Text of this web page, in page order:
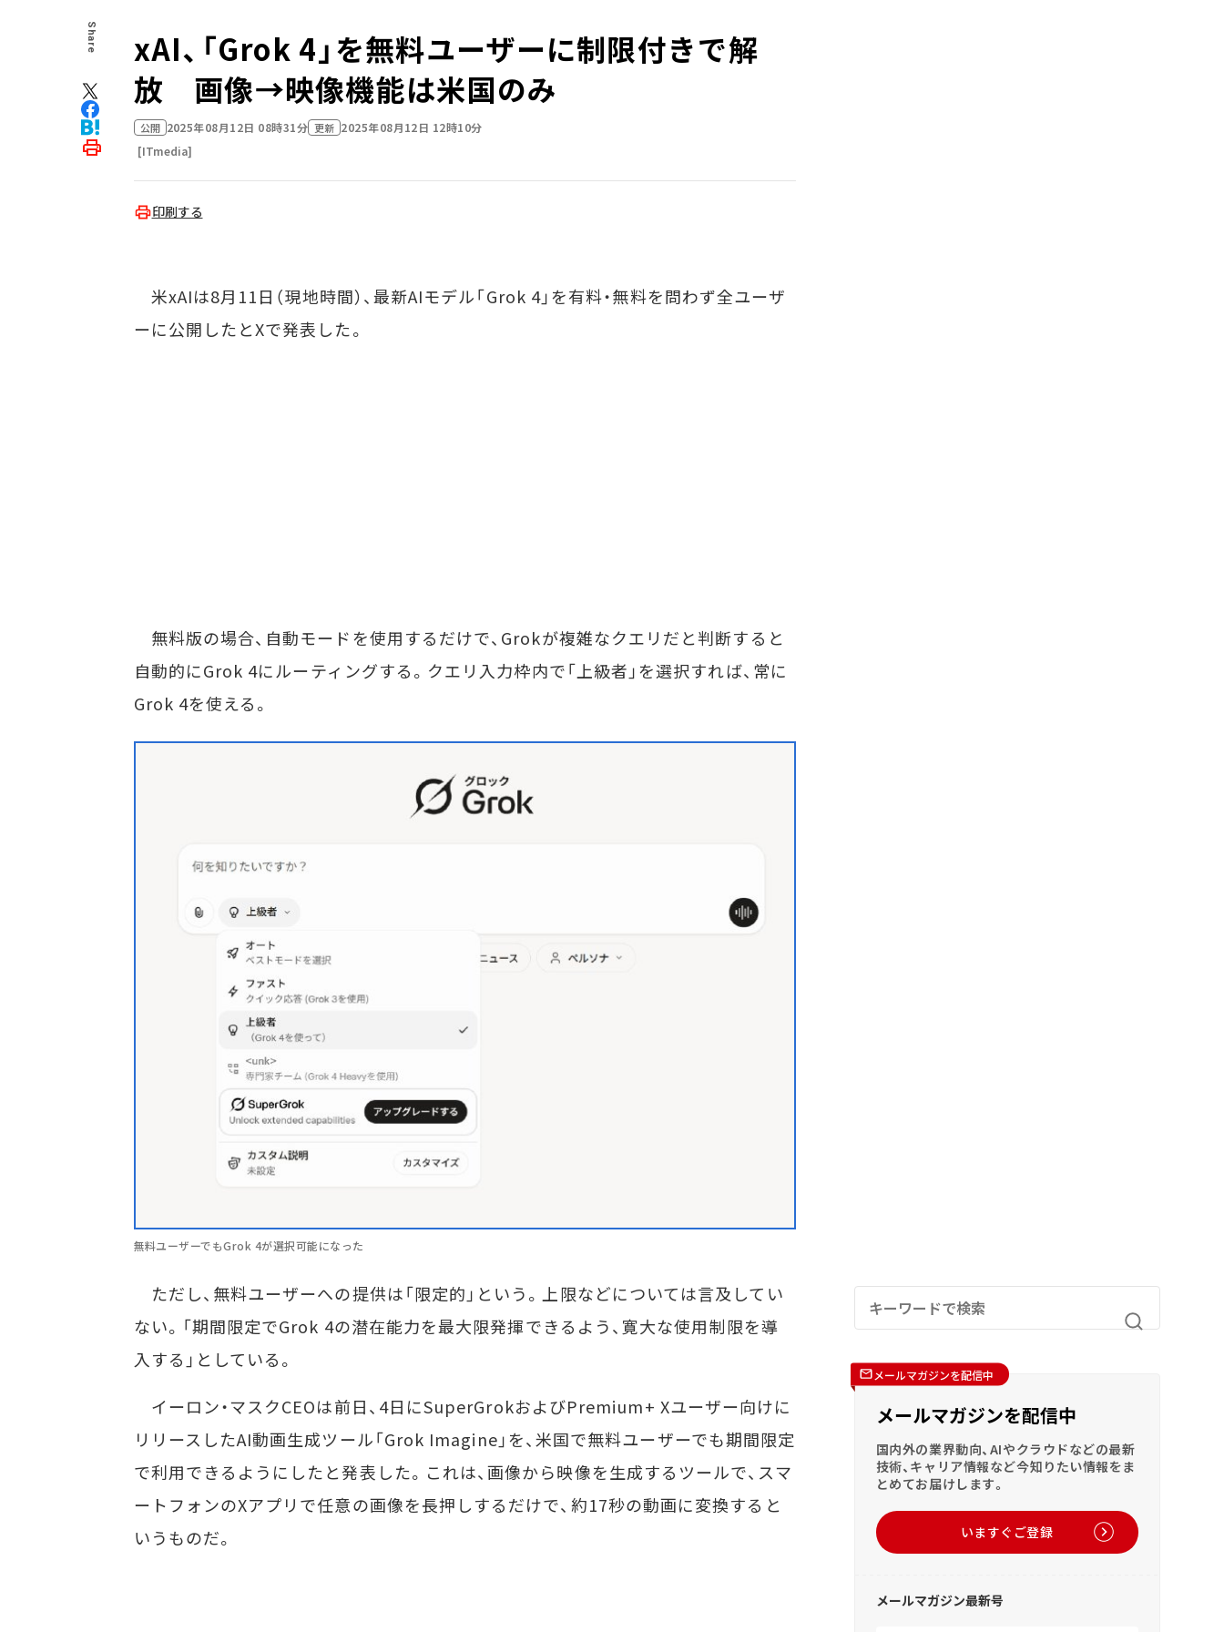
Share
xAI、「Grok 4」を無料ユーザーに制限付きで解
放 画像→映像機能は米国のみ
公開 2025年08月12日 08時31分 更新 2025年08月12日 12時10分
[ITmedia]
印刷する
米xAIは8月11日（現地時間）、最新AIモデル「Grok 4」を有料・無料を問わず全ユーザ
ーに公開したとXで発表した。
無料版の場合、自動モードを使用するだけで、Grokが複雑なクエリだと判断すると
自動的にGrok 4にルーティングする。クエリ入力枠内で「上級者」を選択すれば、常に
Grok 4を使える。
無料ユーザーでもGrok 4が選択可能になった
ただし、無料ユーザーへの提供は「限定的」という。上限などについては言及してい
ない。「期間限定でGrok 4の潜在能力を最大限発揮できるよう、寛大な使用制限を導
入する」としている。
イーロン・マスクCEOは前日、4日にSuperGrokおよびPremium+ Xユーザー向けに
リリースしたAI動画生成ツール「Grok Imagine」を、米国で無料ユーザーでも期間限定
で利用できるようにしたと発表した。これは、画像から映像を生成するツールで、スマ
ートフォンのXアプリで任意の画像を長押しするだけで、約17秒の動画に変換すると
いうものだ。
メールマガジンを配信中
メールマガジンを配信中
国内外の業界動向、AIやクラウドなどの最新
技術、キャリア情報など今知りたい情報をま
とめてお届けします。
いますぐご登録
メールマガジン最新号